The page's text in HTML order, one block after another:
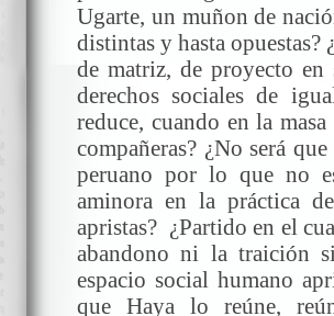
Ugarte, un muñon de
distintas y hasta opuestas?
de matriz, de proyecto
derechos sociales de
reduce, cuando en la
compañeras? ¿No será
peruano por lo que no
aminora en la práctica
apristas? ¿Partido en el
abandono ni la traición
espacio social humano
que Haya lo reúne,